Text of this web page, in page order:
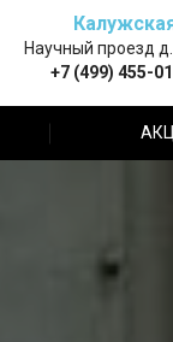
Научный проезд
+7 (499) 455-